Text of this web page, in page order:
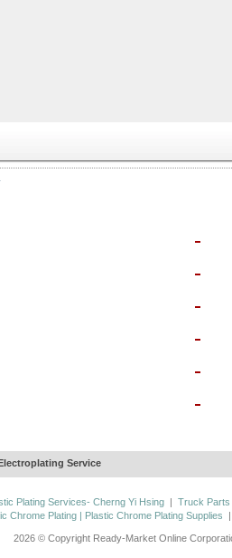
Service
Plating Services- Cherng Yi Hsing | Truck Parts
Chrome Plating | Plastic Chrome Plating Supplies
2026 © Copyright Ready-Market Online